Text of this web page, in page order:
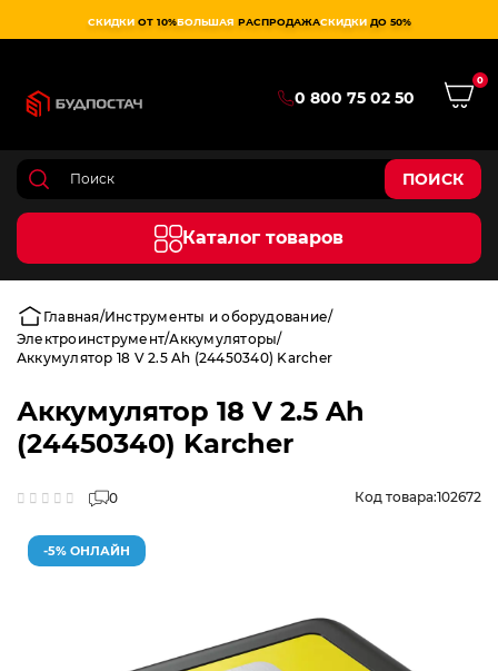
СКИДКИ ОТ 10%БОЛЬШАЯ РАСПРОДАЖАСКИДКИ ДО 50%
0 800 75 02 50
0
ПОИСК
Каталог товаров
Главная Инструменты и оборудование
Электроинструмент Аккумуляторы
Аккумулятор 18 V 2.5 Ah (24450340) Karcher
Аккумулятор 18 V 2.5 Ah
(24450340) Karcher
0 Код товара:102672
-5% ОНЛАЙН